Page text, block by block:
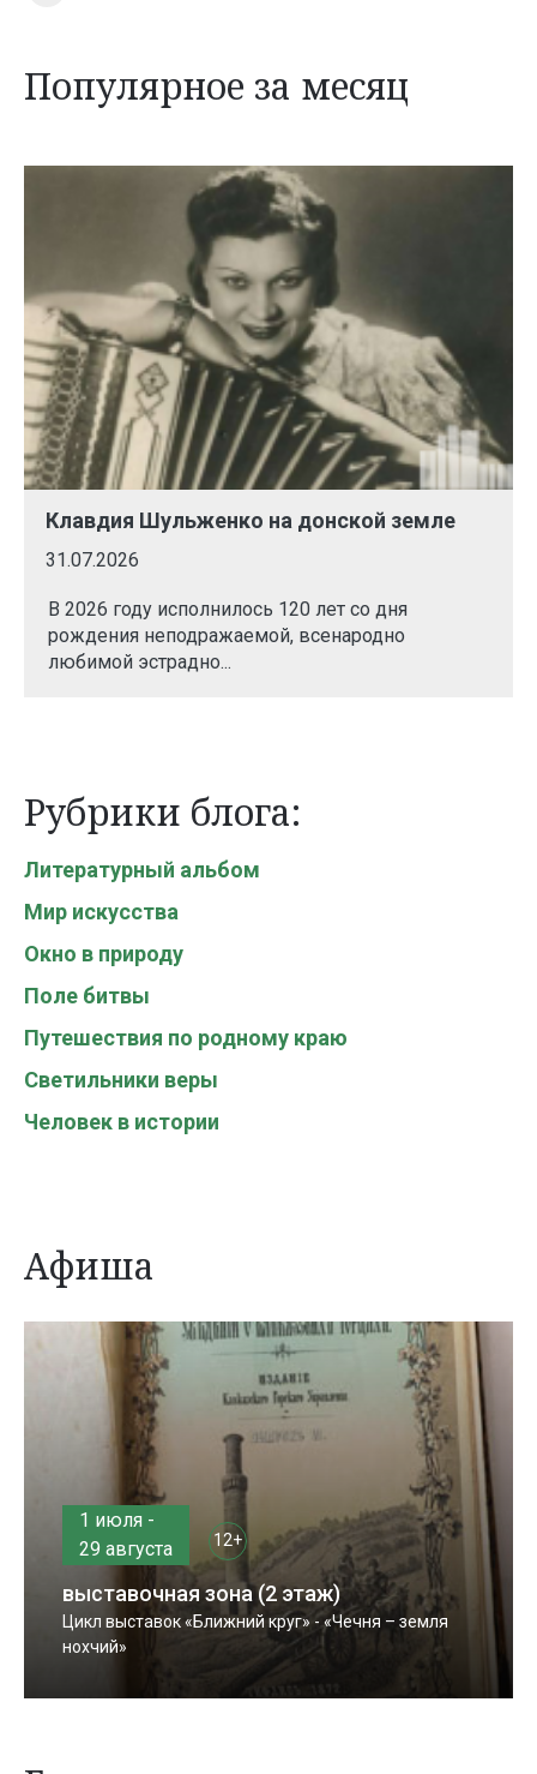
Популярное за месяц
Клавдия Шульженко на донской земле
31.07.2026
В 2026 году исполнилось 120 лет со дня
рождения неподражаемой, всенародно
любимой эстрадно...
Рубрики блога:
Литературный альбом
Мир искусства
Окно в природу
Поле битвы
Путешествия по родному краю
Светильники веры
Человек в истории
Афиша
1 июля -
29 августа
12+
выставочная зона (2 этаж)
Цикл выставок «Ближний круг» - «Чечня – земля
нохчий»